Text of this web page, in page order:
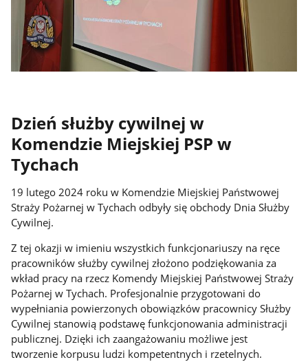
Dzień służby cywilnej w
Komendzie Miejskiej PSP w
Tychach
19 lutego 2024 roku w Komendzie Miejskiej Państwowej
Straży Pożarnej w Tychach odbyły się obchody Dnia Służby
Cywilnej.
Z tej okazji w imieniu wszystkich funkcjonariuszy na ręce
pracowników służby cywilnej złożono podziękowania za
wkład pracy na rzecz Komendy Miejskiej Państwowej Straży
Pożarnej w Tychach. Profesjonalnie przygotowani do
wypełniania powierzonych obowiązków pracownicy Służby
Cywilnej stanowią podstawę funkcjonowania administracji
publicznej. Dzięki ich zaangażowaniu możliwe jest
tworzenie korpusu ludzi kompetentnych i rzetelnych.